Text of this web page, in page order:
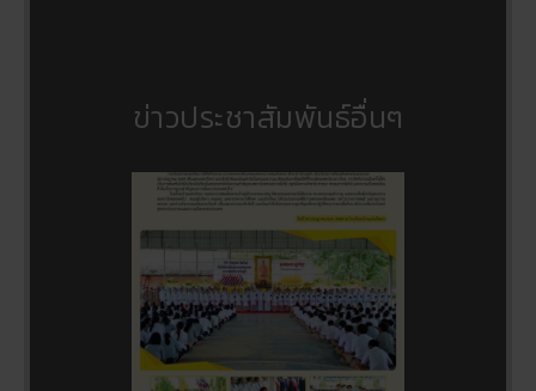
ข่าวประชาสัมพันธ์อื่นๆ